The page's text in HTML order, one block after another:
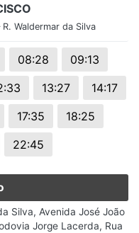
Waldermar da Silva
08:28
09:13
13:27
14:17
17:35
18:25
22:45
Silva, Avenida José João
Jorge Lacerda, Rua